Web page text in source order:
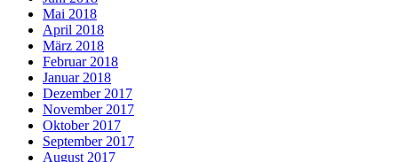
Mai 2018
April 2018
März 2018
Februar 2018
Januar 2018
Dezember 2017
November 2017
Oktober 2017
September 2017
August 2017